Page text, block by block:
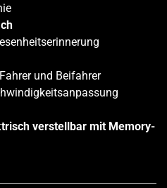
und Beifahrer
verstellbar mit Memory-